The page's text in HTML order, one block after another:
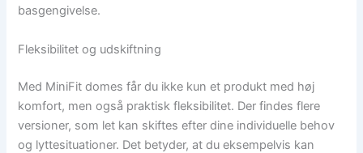
basgengivelse.
Fleksibilitet og udskiftning
Med MiniFit domes får du ikke kun et produkt med høj
komfort, men også praktisk fleksibilitet. Der findes flere
versioner, som let kan skiftes efter dine individuelle behov
og lyttesituationer. Det betyder, at du eksempelvis kan